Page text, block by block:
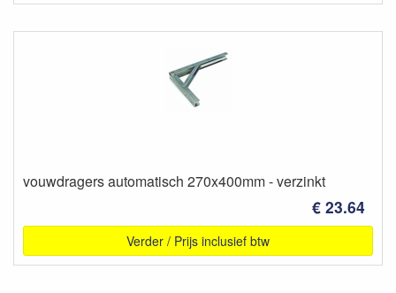
vouwdragers automatisch 270x400mm - verzinkt
€ 23.64
Verder / Prijs inclusief btw